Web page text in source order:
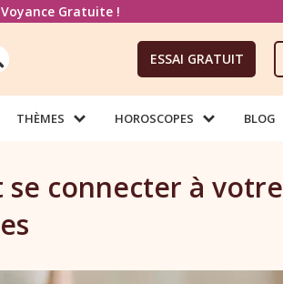
Voyance Gratuite !
ESSAI GRATUIT
THÈMES HOROSCOPES BLOG
connecter à votre